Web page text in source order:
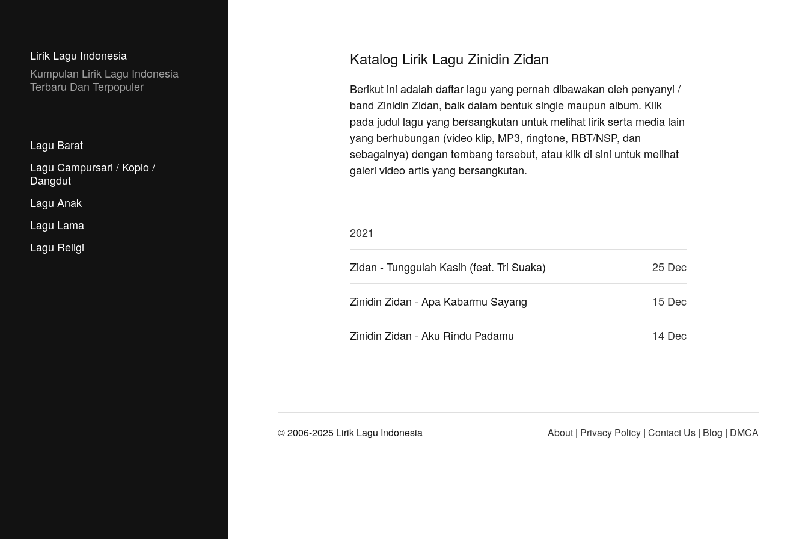
Lirik Lagu Indonesia
Kumpulan Lirik Lagu Indonesia
Terbaru Dan Terpopuler
Lagu Barat
Lagu Campursari / Koplo /
Dangdut
Lagu Anak
Lagu Lama
Lagu Religi
Katalog Lirik Lagu Zinidin Zidan
Berikut ini adalah daftar lagu yang pernah dibawakan oleh penyanyi /
band Zinidin Zidan, baik dalam bentuk single maupun album. Klik
pada judul lagu yang bersangkutan untuk melihat lirik serta media lain
yang berhubungan (video klip, MP3, ringtone, RBT/NSP, dan
sebagainya) dengan tembang tersebut, atau klik di sini untuk melihat
galeri video artis yang bersangkutan.
2021
Zidan - Tunggulah Kasih (feat. Tri Suaka) 25 Dec
Zinidin Zidan - Apa Kabarmu Sayang 15 Dec
Zinidin Zidan - Aku Rindu Padamu 14 Dec
© 2006-2025 Lirik Lagu Indonesia About | Privacy Policy | Contact Us | Blog | DMCA